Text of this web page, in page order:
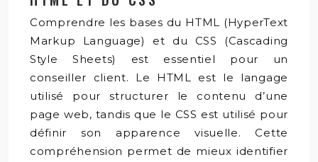
Comprendre les bases du HTML (HyperText
Markup Language) et du CSS (Cascading
Style Sheets) est essentiel pour un
conseiller client. Le HTML est le langage
utilisé pour structurer le contenu d’une
page web, tandis que le CSS est utilisé pour
définir son apparence visuelle. Cette
compréhension permet de mieux identifier